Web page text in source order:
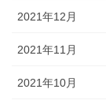
2021年12月
2021年11月
2021年10月